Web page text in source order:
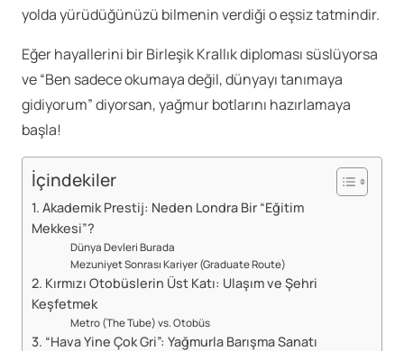
yolda yürüdüğünüzü bilmenin verdiği o eşsiz tatmindir.
Eğer hayallerini bir Birleşik Krallık diploması süslüyorsa
ve “Ben sadece okumaya değil, dünyayı tanımaya
gidiyorum” diyorsan, yağmur botlarını hazırlamaya
başla!
İçindekiler
1. Akademik Prestij: Neden Londra Bir “Eğitim
Mekkesi”?
Dünya Devleri Burada
Mezuniyet Sonrası Kariyer (Graduate Route)
2. Kırmızı Otobüslerin Üst Katı: Ulaşım ve Şehri
Keşfetmek
Metro (The Tube) vs. Otobüs
3. “Hava Yine Çok Gri”: Yağmurla Barışma Sanatı